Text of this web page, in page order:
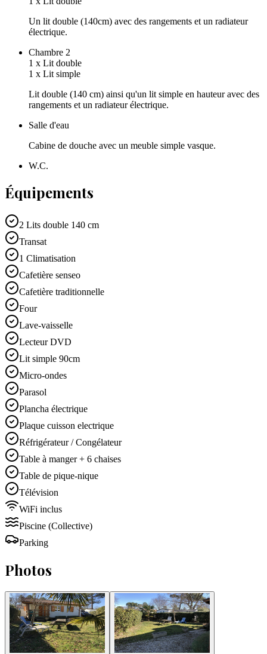
Un lit double (140cm) avec des rangements et un radiateur
électrique.
Chambre 2
1 x Lit double
1 x Lit simple
Lit double (140 cm) ainsi qu'un lit simple en hauteur avec des
rangements et un radiateur électrique.
Salle d'eau
Cabine de douche avec un meuble simple vasque.
W.C.
Équipements
2 Lits double 140 cm
Transat
1 Climatisation
Cafetière senseo
Cafetière traditionnelle
Four
Lave-vaisselle
Lecteur DVD
Lit simple 90cm
Micro-ondes
Parasol
Plancha électrique
Plaque cuisson electrique
Réfrigérateur / Congélateur
Table à manger + 6 chaises
Table de pique-nique
Télévision
WiFi inclus
Piscine (Collective)
Parking
Photos